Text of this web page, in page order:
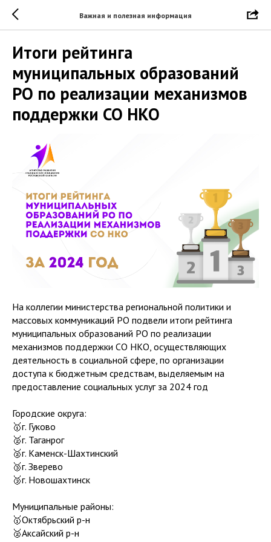
Важная и полезная информация
Итоги рейтинга
муниципальных образований
РО по реализации механизмов
поддержки СО НКО
На коллегии министерства региональной политики и
массовых коммуникаций РО подвели итоги рейтинга
муниципальных образований РО по реализации
механизмов поддержки СО НКО, осуществляющих
деятельность в социальной сфере, по организации
доступа к бюджетным средствам, выделяемым на
предоставление социальных услуг за 2024 год
Городские округа:
🥇г. Гуково
🥈г. Таганрог
🥈г. Каменск-Шахтинский
🥉г. Зверево
🥉г. Новошахтинск
Муниципальные районы:
🥇Октябрьский р-н
🥈Аксайский р-н